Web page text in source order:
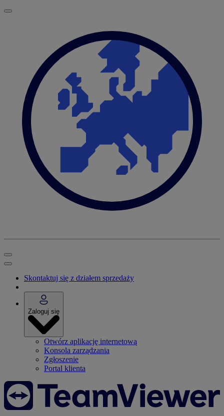
Skontaktuj się z działem sprzedaży
Zaloguj się
Otwórz aplikację internetową
Konsola zarządzania
Zgłoszenie
Portal klienta